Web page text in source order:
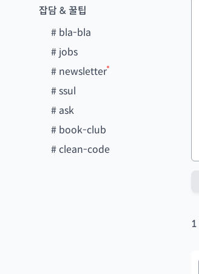
잡담 & 꿀팁
# bla-bla
# jobs
# newsletter
#ssul
# ask
# book-club
#clean-code
1